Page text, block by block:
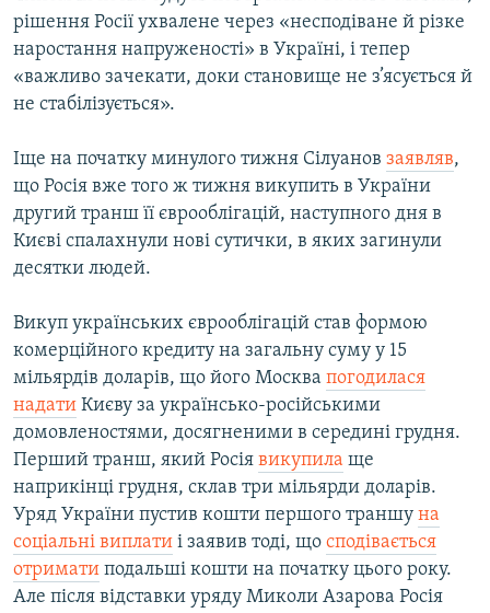
рішення Росії ухвалене через «несподіване й різке
наростання напруженості» в Україні, і тепер
«важливо зачекати, доки становище не з’ясується й
не стабілізується».
Іще на початку минулого тижня Сілуанов заявляв,
що Росія вже того ж тижня викупить в України
другий транш її єврооблігацій, наступного дня в
Києві спалахнули нові сутички, в яких загинули
десятки людей.
Викуп українських єврооблігацій став формою
комерційного кредиту на загальну суму у 15
мільярдів доларів, що його Москва погодилася
надати Києву за українсько-російськими
домовленостями, досягненими в середині грудня.
Перший транш, який Росія викупила ще
наприкінці грудня, склав три мільярди доларів.
Уряд України пустив кошти першого траншу на
соціальні виплати і заявив тоді, що сподівається
отримати подальші кошти на початку цього року.
Але після відставки уряду Миколи Азарова Росія